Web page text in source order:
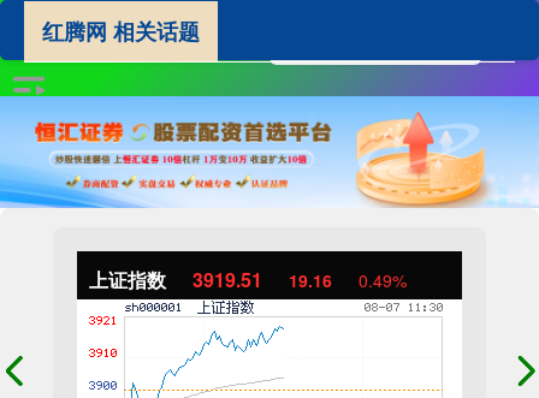
上证指数 3919.51 19.16 0.49%
红腾网 相关话题